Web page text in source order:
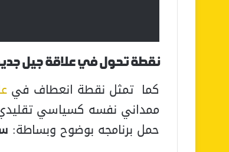
نقطة تحول في علاقة جيل
كما تمثل نقطة انعطاف في
ممداني نفسه كسياسي
حمل برنامجه بوضوح وبساطة: